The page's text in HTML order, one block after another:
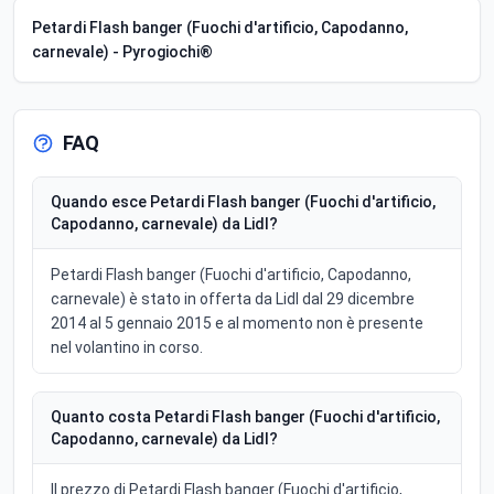
Petardi Flash banger (Fuochi d'artificio, Capodanno,
carnevale) - Pyrogiochi®
FAQ
Quando esce Petardi Flash banger (Fuochi d'artificio,
Capodanno, carnevale) da Lidl?
Petardi Flash banger (Fuochi d'artificio, Capodanno,
carnevale) è stato in offerta da Lidl dal 29 dicembre
2014 al 5 gennaio 2015 e al momento non è presente
nel volantino in corso.
Quanto costa Petardi Flash banger (Fuochi d'artificio,
Capodanno, carnevale) da Lidl?
Il prezzo di Petardi Flash banger (Fuochi d'artificio,